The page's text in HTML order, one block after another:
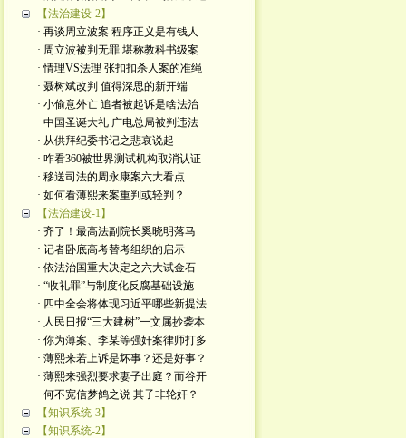
【法治建设-2】
· 再谈周立波案 程序正义是有钱人
· 周立波被判无罪 堪称教科书级案
· 情理VS法理 张扣扣杀人案的准绳
· 聂树斌改判 值得深思的新开端
· 小偷意外亡 追者被起诉是啥法治
· 中国圣诞大礼 广电总局被判违法
· 从供拜纪委书记之悲哀说起
· 咋看360被世界测试机构取消认证
· 移送司法的周永康案六大看点
· 如何看薄熙来案重判或轻判？
【法治建设-1】
· 齐了！最高法副院长奚晓明落马
· 记者卧底高考替考组织的启示
· 依法治国重大决定之六大试金石
· “收礼罪”与制度化反腐基础设施
· 四中全会将体现习近平哪些新提法
· 人民日报“三大建树”一文属抄袭本
· 你为薄案、李某等强奸案律师打多
· 薄熙来若上诉是坏事？还是好事？
· 薄熙来强烈要求妻子出庭？而谷开
· 何不宽信梦鸽之说 其子非轮奸？
【知识系统-3】
【知识系统-2】